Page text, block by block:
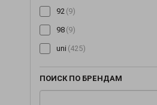
92 (9)
98 (9)
uni (425)
ПОИСК ПО БРЕНДАМ